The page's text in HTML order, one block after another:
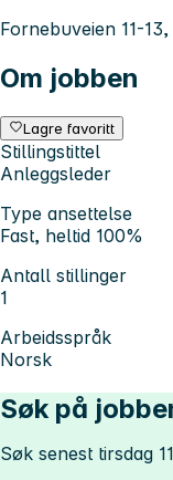
Fornebuveien 11-
Om jobben
Lagre favoritt
Stillingstittel
Anleggsleder
Type ansettelse
Fast, heltid 100%
Antall stillinger
1
Arbeidsspråk
Norsk
Søk på
Søk senest tirsdag